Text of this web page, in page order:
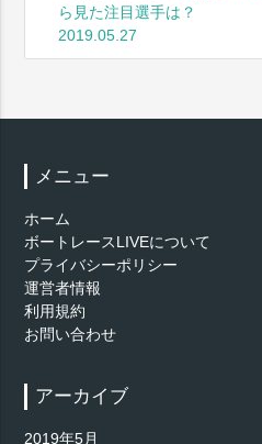
ら見た注目選手は？
2019.05.27
メニュー
ホーム
ボートレースLIVEについて
プライバシーポリシー
運営者情報
利用規約
お問い合わせ
アーカイブ
2019年5月